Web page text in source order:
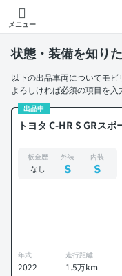
メニュー
状態・装備を知り
以下の出品車両についてモビ
よろしければ必須の項目を入
出品中
トヨタ C-HR S GRスポ
板金歴
なし
外装
S
内装
S
年式
2022
走行距離
1.5万km